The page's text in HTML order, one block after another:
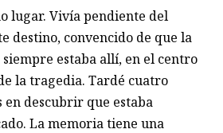
lugar. Vivía pendiente del
destino, convencido de que la
estaba allí, en el centro
la tragedia. Tardé cuatro
en descubrir que estaba
La memoria tiene una